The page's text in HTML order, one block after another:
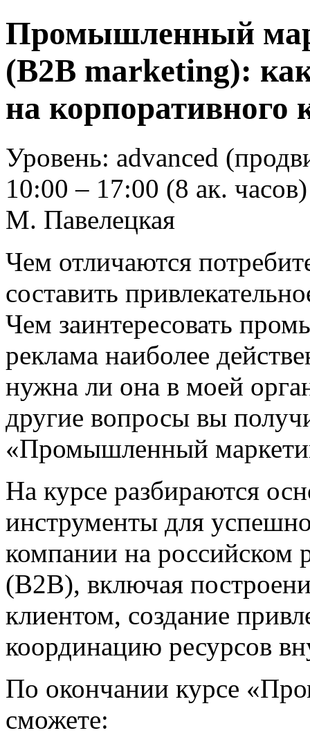
Промышленный
(B2B marketing):
на корпоративного
Уровень: advanced
10:00 – 17:00 (8 ак. часов)
М. Павелецкая
Чем отличаются
составить
Чем заинтересовать
реклама наиболее
нужна ли она в моей
другие вопросы вы
«Промышленный
На курсе разбираются
инструменты для
компании на российском
(B2B), включая
клиентом, создание
координацию ресурсов
По окончании курсе
сможете: